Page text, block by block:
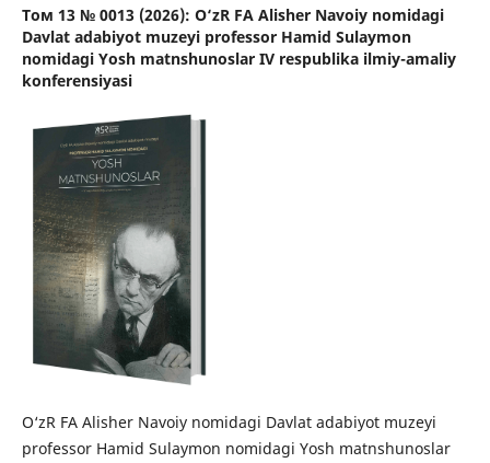
Том 13 № 0013 (2026): O‘zR FA Alisher Navoiy nomidagi
Davlat adabiyot muzeyi professor Hamid Sulaymon
nomidagi Yosh matnshunoslar IV respublika ilmiy-amaliy
konferensiyasi
O‘zR FA Alisher Navoiy nomidagi Davlat adabiyot muzeyi
professor Hamid Sulaymon nomidagi Yosh matnshunoslar